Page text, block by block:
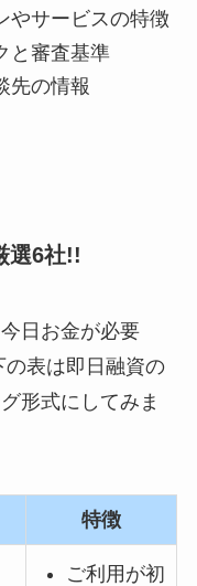
やサービスの特徴
と審査基準
先の情報
選6社!!
日お金が必要
表は即日融資の
形式にしてみま
特徴
ご利用が初